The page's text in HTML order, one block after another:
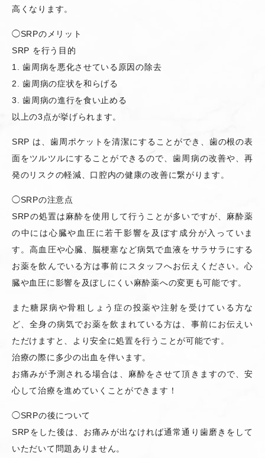
高くなります。
◯SRPのメリット
SRP を行う目的
1. 歯周病を悪化させている原因の除去
2. 歯周病の症状を和らげる
3. 歯周病の進行を食い止める
以上の3点が挙げられます。
SRP は、歯周ポケットを清潔にすることができ、歯の根の表
面をツルツルにすることができるので、歯周病の改善や、再
発のリスクの軽減、口腔内の健康の改善に繋がります。
◯SRPの注意点
SRPの処置は麻酔を使用して行うことが多いですが、麻酔薬
の中には心臓や血圧に若干影響を及ぼす成分が入っていま
す。高血圧や心臓、脳梗塞など病気で血液をサラサラにする
お薬を飲んでいる方は事前にスタッフへお伝えください。心
臓や血圧に影響を及ぼしにくい麻酔薬への変更も可能です。
また糖尿病や骨粗しょう症の投薬や注射を受けている方な
ど、全身の病気でお薬を飲まれている方は、事前にお伝えい
ただけますと、より安全に処置を行うことが可能です。
治療の際に多少の出血を伴います。
お痛みが予測される場合は、麻酔をさせて頂きますので、安
心して治療を進めていくことができます！
◯SRPの後について
SRPをした後は、お痛みが出なければ通常通り歯磨きをして
いただいて問題ありません。